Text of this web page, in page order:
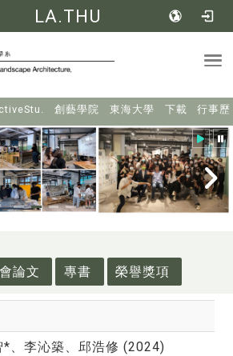
LA.THU
創藝學院 東海大學 下載 行事歷
論文 專書 榮譽獎項
*、李沁築、邱浩修 (2024)